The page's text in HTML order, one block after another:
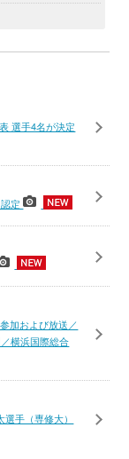
選手4名が決定
認定
加および放送／
横浜国際総合
手（専修大）